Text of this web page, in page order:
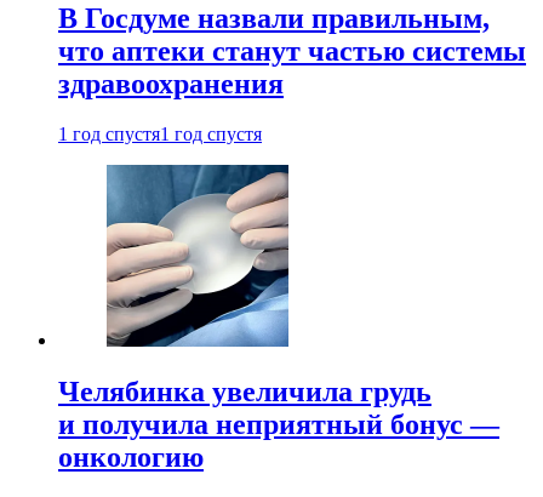
В Госдуме назвали правильным,
что аптеки станут частью системы
здравоохранения
1 год спустя1 год спустя
Челябинка увеличила грудь
и получила неприятный бонус —
онкологию